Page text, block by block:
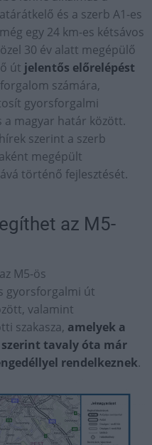
és a szerb A1-es
egy 24 km-es kétsávos
30 év alatt megépülő
út jelentős előrelépést
számára,
gyorsforgalmi
a magyar határ között.
szerint a szerb
megépült
történő fejlesztését.
az M5-
M5-ös
gyorsforgalmi út
valamint
szakasza, amelyek a
tavaly óta már
rendelkeznek.